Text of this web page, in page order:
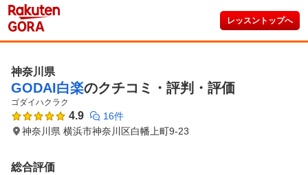
レッスントップへ
神奈川県
GODAI白楽のクチコミ・評判・評価
ゴダイハクラク
4.9
16件
神奈川県 横浜市神奈川区白幡上町9-23
総合評価